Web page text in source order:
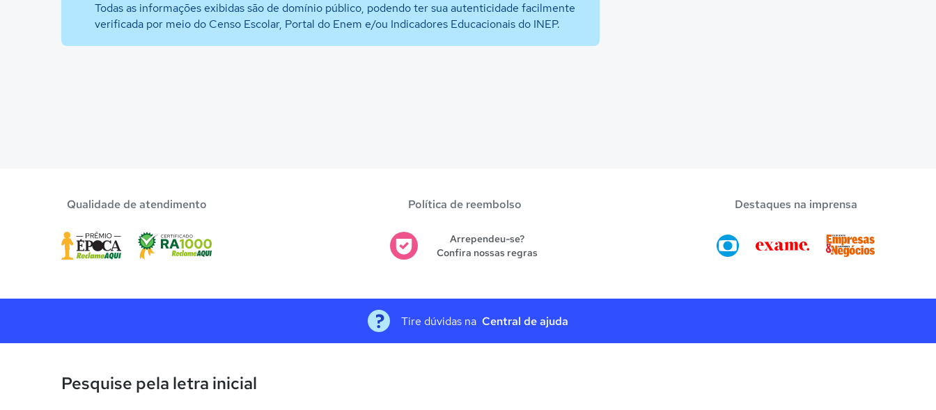
Todas as informações exibidas são de domínio público, podendo ter sua autenticidade facilmente
verificada por meio do Censo Escolar, Portal do Enem e/ou Indicadores Educacionais do INEP.
Qualidade de atendimento Política de reembolso
Arrependeu-se?
Confira nossas regras
Destaques na imprensa
Tire dúvidas na Central de ajuda
Pesquise pela letra inicial